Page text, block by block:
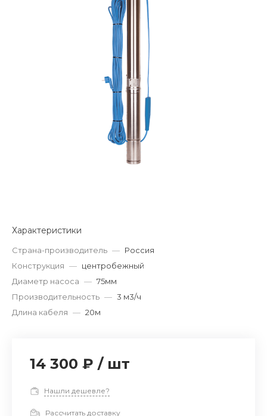
Характеристики
Страна-производитель — Россия
Конструкция — центробежный
Диаметр насоса — 75мм
Производительность — 3 м3/ч
Длина кабеля — 20м
14 300 ₽ / шт
Нашли дешевле?
Рассчитать доставку